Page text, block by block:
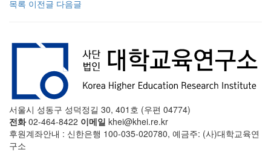
목록 이전글 다음글
서울시 성동구 성덕정길 30, 401호 (우편 04774)
전화02-464-8422 이메일 khei@khei.re.kr
후원계좌안내 : 신한은행 100-035-020780, 예금주: (사)대학교육연
구소